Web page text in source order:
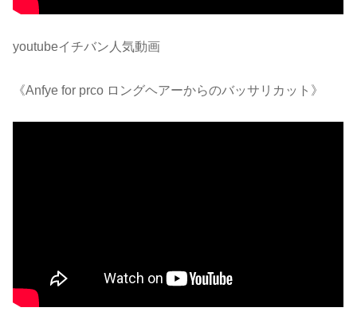
youtubeイチバン人気動画
《Anfye for prco ロングヘアーからのバッサリカット》